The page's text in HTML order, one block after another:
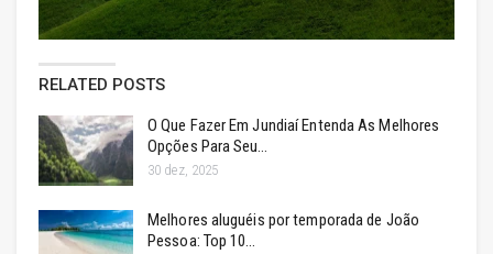
RELATED POSTS
O Que Fazer Em Jundiaí Entenda As Melhores
Opções Para Seu…
30 dez, 2025
Melhores aluguéis por temporada de João
Pessoa: Top 10…